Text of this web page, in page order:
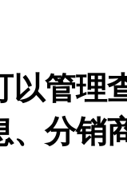
以管理
、分销